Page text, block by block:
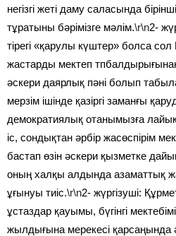
негізгі жеті даму саласында
тұратыны бәрімізге мәлім.\r\n2-
тірегі «қарулы күштер» болса
жастарды мектеп
әскери даярлық пәні болып
мерзім ішінде қазіргі заманғы
демократиялық отанымызға
іс, сондықтан әрбір жасөспірім
бастап өзін әскери қызметке
оның халқы алдында азаматтық
ұғынуы тиіс.\r\n2- жүргізуші:
ұстаздар қауымы, бүгінгі
жылдығына мерекесі қарсаңында